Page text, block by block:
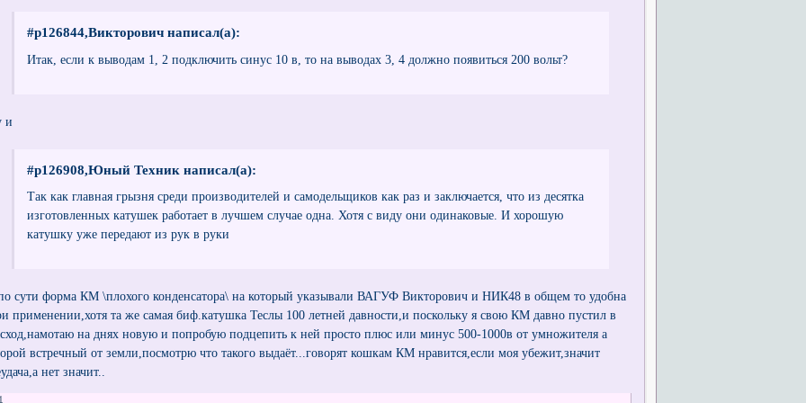
#p126844,Викторович написал(а):
Итак, если к выводам 1, 2 подключить синус 10 в, то на выводах 3, 4 должно появиться 200 вольт?
и
#p126908,Юный Техник написал(а):
Так как главная грызня среди производителей и самодельщиков как раз и заключается, что из десятка
изготовленных катушек работает в лучшем случае одна. Хотя с виду они одинаковые. И хорошую
катушку уже передают из рук в руки
сути форма КМ \плохого конденсатора\ на который указывали ВАГУФ Викторович и НИК48 в общем то удобна
применении,хотя та же самая биф.катушка Теслы 100 летней давности,и поскольку я свою КМ давно пустил в
на днях новую и попробую подцепить к ней просто плюс или минус 500-1000в от умножителя а
встречный от земли,посмотрю что такого выдаёт...говорят кошкам КМ нравится,если моя убежит,значит
нет значит..